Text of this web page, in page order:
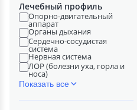
Лечебный профиль
Опорно-двигательный
аппарат
Органы дыхания
Сердечно-сосудистая
система
Нервная система
ЛОР (болезни уха, горла и
носа)
Показать все